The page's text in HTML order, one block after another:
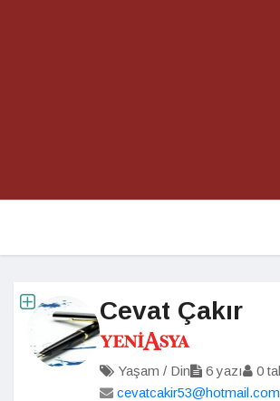
Cevat Çakır
Yaşam / Din 6 yazı
0
cevatcakir53@hotmail.com